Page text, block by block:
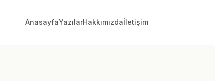
AnasayfaYazılarHakkımızdaİletişim